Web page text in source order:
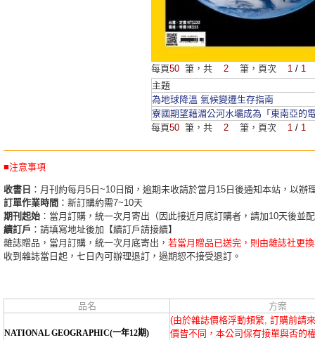
每頁50 筆，共 2 筆，頁次 1 / 1
主題
為地球降溫 氣候變遷生存指南
寮國期望藉湄公河水壩成為「東南亞的
每頁50 筆，共 2 筆，頁次 1 / 1
■注意事項
收書日 ：月刊約每月5日~10日間，逾期未收請於當月15日後通知本站，以辦
訂單作業時間 ：新訂購約需7~10天
期刊起始 ：當月訂購，統一次月寄出（因此接近月底訂購者，請加10天後並
續訂戶 ：請填寫地址後加【續訂戶請接續】
雜誌贈品，當月訂購，統一次月底寄出， 若當月贈品已送完，則由雜誌社更
收到雜誌當日起，七日內可辦理退訂，過期恕不接受退訂。
品名 方案
NATIONAL GEOGRAPHIC(一年12期)
(由於雜誌價格浮動頻繁, 訂購前請
價皆不同，本公司保有接單與否的